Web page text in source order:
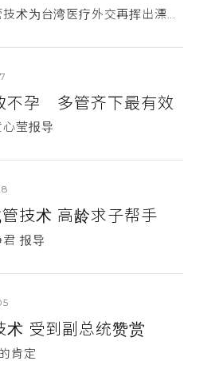
术为台湾医疗外交再挥出漂...
不孕 多管齐下最有效
莹报导
技术 高龄求子帮手
报导
术 受到副总统赞赏
肯定